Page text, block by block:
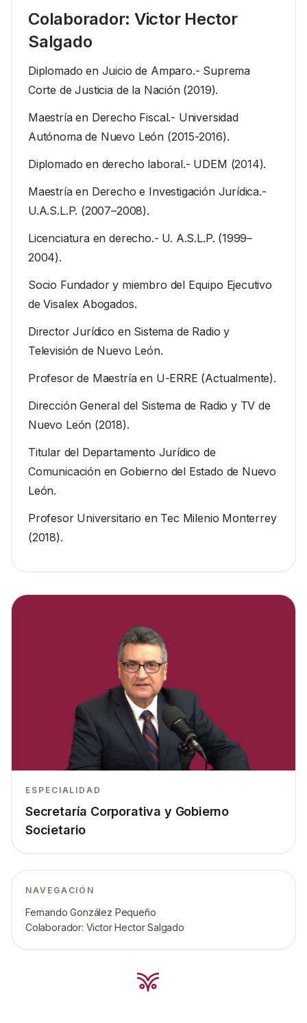
Colaborador: Victor Hector
Salgado
Diplomado en Juicio de Amparo.- Suprema
Corte de Justicia de la Nación (2019).
Maestría en Derecho Fiscal.- Universidad
Autónoma de Nuevo León (2015-2016).
Diplomado en derecho laboral.- UDEM (2014).
Maestría en Derecho e Investigación Jurídica.-
U.A.S.L.P. (2007–2008).
Licenciatura en derecho.- U. A.S.L.P. (1999–
2004).
Socio Fundador y miembro del Equipo Ejecutivo
de Visalex Abogados.
Director Jurídico en Sistema de Radio y
Televisión de Nuevo León.
Profesor de Maestría en U-ERRE (Actualmente).
Dirección General del Sistema de Radio y TV de
Nuevo León (2018).
Titular del Departamento Jurídico de
Comunicación en Gobierno del Estado de Nuevo
León.
Profesor Universitario en Tec Milenio Monterrey
(2018).
ESPECIALIDAD
Secretaría Corporativa y Gobierno
Societario
NAVEGACIÓN
Fernando González Pequeño
Colaborador: Victor Hector Salgado